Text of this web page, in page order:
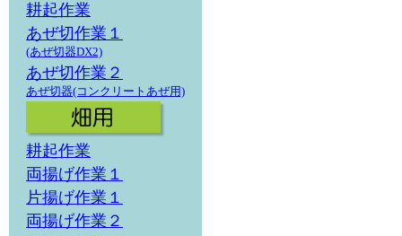
耕起作業
あぜ切作業１
(あぜ切器DX2)
あぜ切作業２
あぜ切器(コンクリートあぜ用)
耕起作業
両揚げ作業１
片揚げ作業１
両揚げ作業２